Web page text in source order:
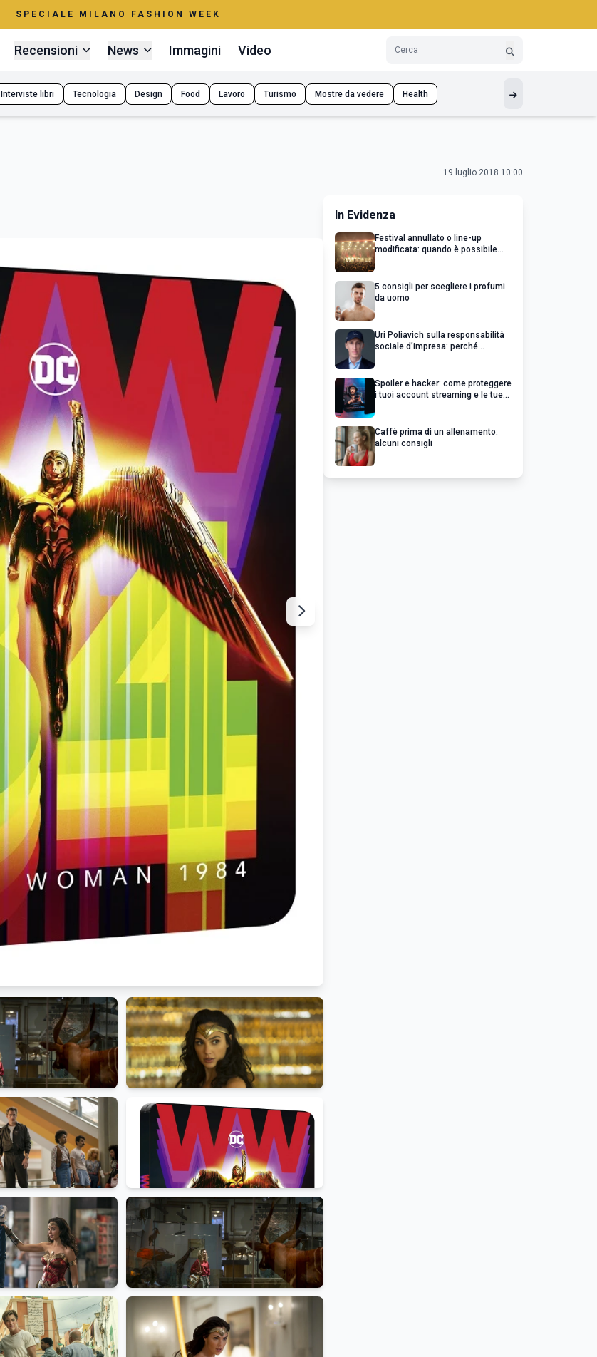
SPECIALE MILANO FASHION WEEK
Recensioni News Immagini Video
Interviste libri Tecnologia Design Food Lavoro Turismo Mostre da vedere Health
19 luglio 2018 10:00
In Evidenza
Festival annullato o line-up
modificata: quando è possibile
5 consigli per scegliere i profumi
da uomo
Uri Poliavich sulla responsabilità
sociale d’impresa: perché
Spoiler e hacker: come proteggere
i tuoi account streaming e le tue
Caffè prima di un allenamento:
alcuni consigli